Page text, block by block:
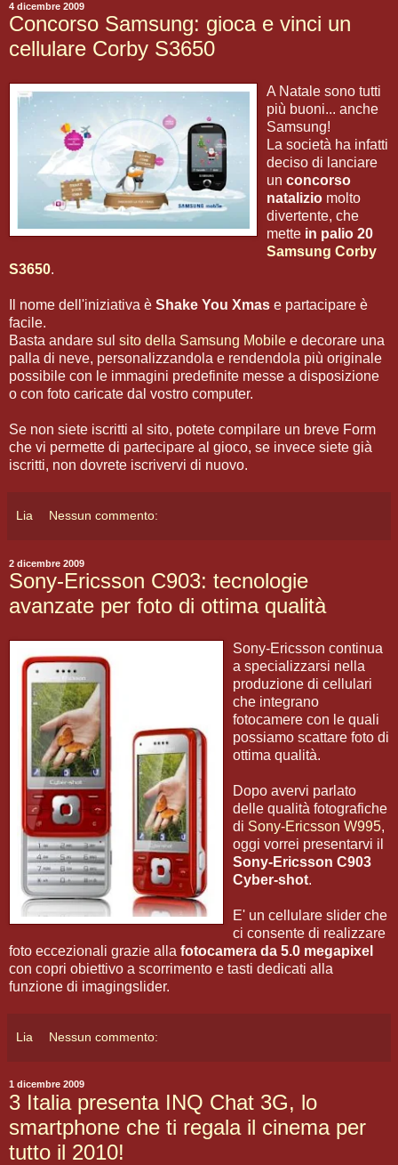
4 dicembre 2009
Concorso Samsung: gioca e vinci un
cellulare Corby S3650
A Natale sono tutti
più buoni... anche
Samsung!
La società ha infatti
deciso di lanciare
un concorso
natalizio molto
divertente, che
mette in palio 20
Samsung Corby
S3650.
Il nome dell'iniziativa è Shake You Xmas e partacipare è
facile.
Basta andare sul sito della Samsung Mobile e decorare una
palla di neve, personalizzandola e rendendola più originale
possibile con le immagini predefinite messe a disposizione
o con foto caricate dal vostro computer.
Se non siete iscritti al sito, potete compilare un breve Form
che vi permette di partecipare al gioco, se invece siete già
iscritti, non dovrete iscrivervi di nuovo.
Lia Nessun commento:
2 dicembre 2009
Sony-Ericsson C903: tecnologie
avanzate per foto di ottima qualità
Sony-Ericsson continua
a specializzarsi nella
produzione di cellulari
che integrano
fotocamere con le quali
possiamo scattare foto di
ottima qualità.
Dopo avervi parlato
delle qualità fotografiche
di Sony-Ericsson W995,
oggi vorrei presentarvi il
Sony-Ericsson C903
Cyber-shot.
E' un cellulare slider che
ci consente di realizzare
foto eccezionali grazie alla fotocamera da 5.0 megapixel
con copri obiettivo a scorrimento e tasti dedicati alla
funzione di imagingslider.
Lia Nessun commento:
1 dicembre 2009
3 Italia presenta INQ Chat 3G, lo
smartphone che ti regala il cinema per
tutto il 2010!